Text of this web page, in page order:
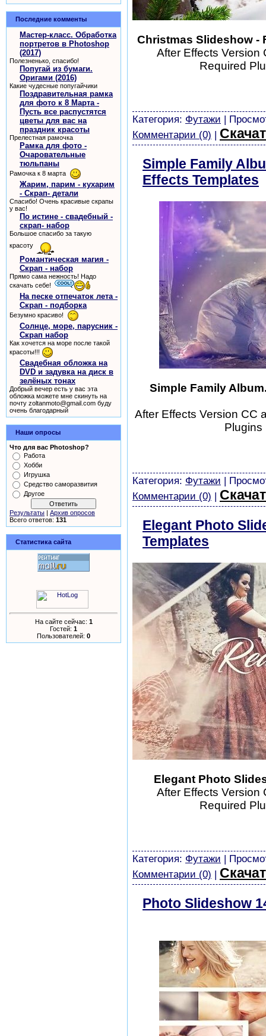
Последние комменты
Мастер-класс. Обработка
портретов в Photoshop
(2017)
Полезненько, спасибо!
Попугай из бумаги.
Оригами (2016)
Какие чудесные попугайчики
Поздравительная рамка
для фото к 8 Марта -
Пусть все распустятся
цветы для вас на
праздник красоты
Прелестная рамочка
Рамка для фото -
Очаровательные
тюльпаны
Рамочка к 8 марта
Жарим, парим - кухарим
- Скрап- детали
Спасибо! Очень красивые скрапы
у вас!
По истине - свадебный -
скрап- набор
Большое спасибо за такую
красоту
Романтическая магия -
Скрап - набор
Прямо сама нежность! Надо
скачать себе!
На песке отпечаток лета -
Скрап - подборка
Безумно красиво!
Солнце, море, парусник -
Скрап набор
Как хочется на море после такой
красоты!!!
Свадебная обложка на
DVD и задувка на диск в
зелёных тонах
Добрый вечер есть у вас эта
обложка можете мне скинуть на
почту zoltanmoto@gmail.com буду
очень благодарный
Наши опросы
Что для вас Photoshop?
Работа
Хобби
Игрушка
Средство саморазвития
Другое
Результаты | Архив опросов
Всего ответов: 131
Статистика сайта
На сайте сейчас: 1
Гостей: 1
Пользователей: 0
Christmas Slideshow -
After Effects Version
Required
Категория: Футажи |
Комментарии (0)
Simple Family
Effects Templates
Simple Family
After Effects Version CC
Plugins
Категория: Футажи |
Комментарии (0)
Elegant Photo
Templates
Elegant Photo
After Effects Version
Required
Категория: Футажи |
Комментарии (0)
Photo Slideshow